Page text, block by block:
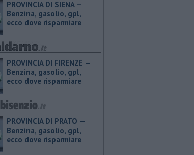
PROVINCIA DI SIENA — ​
Benzina, gasolio, gpl,
ecco dove risparmiare
PROVINCIA DI FIRENZE — ​
Benzina, gasolio, gpl,
ecco dove risparmiare
PROVINCIA DI PRATO — ​
Benzina, gasolio, gpl,
ecco dove risparmiare